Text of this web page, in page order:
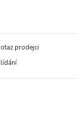
prodejci